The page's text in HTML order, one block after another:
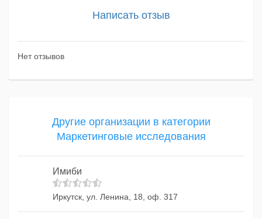
Написать отзыв
Нет отзывов
Другие организации в категории
Маркетинговые исследования
Имиби
Иркутск, ул. Ленина, 18, оф. 317